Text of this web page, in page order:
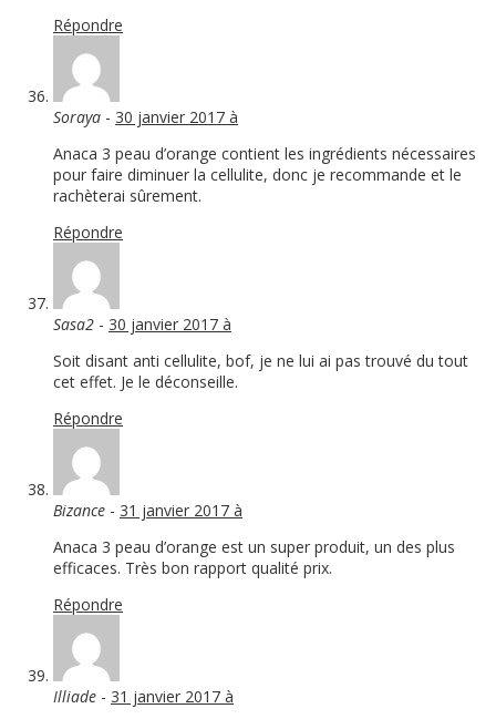
Répondre
Soraya - 30 janvier 2017 à
Anaca 3 peau d’orange contient les ingrédients nécessaires
pour faire diminuer la cellulite, donc je recommande et le
rachèterai sûrement.
Répondre
Sasa2 - 30 janvier 2017 à
Soit disant anti cellulite, bof, je ne lui ai pas trouvé du tout
cet effet. Je le déconseille.
Répondre
Bizance - 31 janvier 2017 à
Anaca 3 peau d’orange est un super produit, un des plus
efficaces. Très bon rapport qualité prix.
Répondre
Illiade - 31 janvier 2017 à